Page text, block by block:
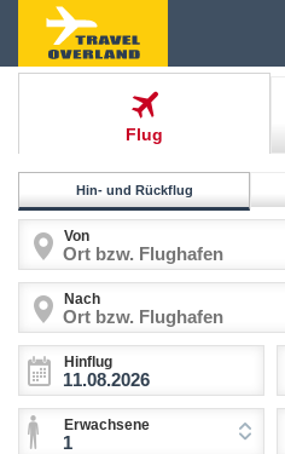
Flug
Hin- und Rückflug
Von
Nach
Hinflug
Erwachsene
1